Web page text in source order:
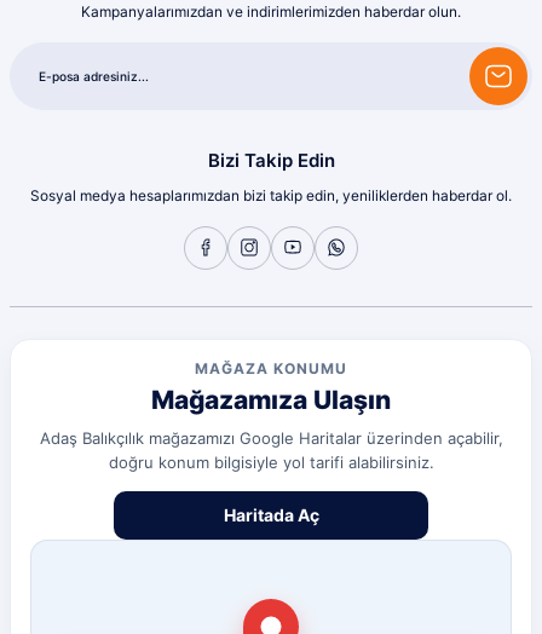
Kampanyalarımızdan ve indirimlerimizden haberdar olun.
Bizi Takip Edin
Sosyal medya hesaplarımızdan bizi takip edin, yeniliklerden haberdar ol.
MAĞAZA KONUMU
Mağazamıza Ulaşın
Adaş Balıkçılık mağazamızı Google Haritalar üzerinden açabilir,
doğru konum bilgisiyle yol tarifi alabilirsiniz.
Haritada Aç